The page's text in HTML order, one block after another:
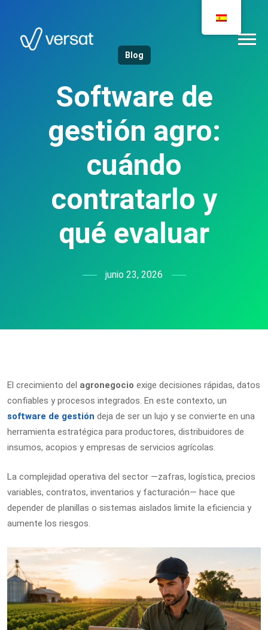
Blog
Software de
gestión agro:
cuándo
contratarlo y
qué evaluar
junio 23, 2026
El crecimiento del agronegocio exige decisiones rápidas, datos
confiables y procesos integrados. En este contexto, un
software de gestión deja de ser un lujo y se convierte en una
herramienta estratégica para productores, distribuidores de
insumos, acopios y empresas de servicios agrícolas.
La complejidad operativa del sector —zafras, logística, precios
variables, contratos, inventarios y facturación— hace que
depender de planillas o sistemas aislados limite la eficiencia y
aumente los riesgos.